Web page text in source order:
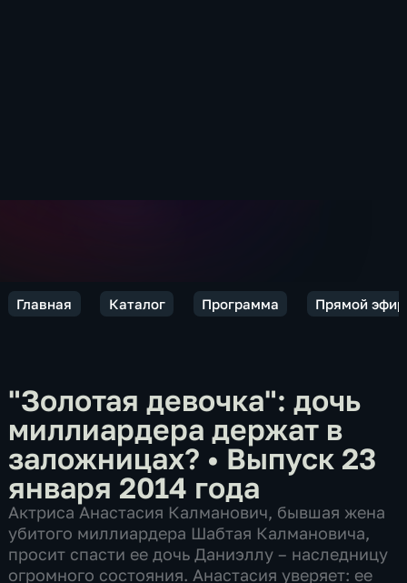
Главная Каталог Программа Прямой эфир
"Золотая девочка": дочь
миллиардера держат в
заложницах? • Выпуск 23
января 2014 года
Актриса Анастасия Калманович, бывшая жена
убитого миллиардера Шабтая Калмановича,
просит спасти ее дочь Даниэллу – наследницу
огромного состояния. Анастасия уверяет: ее